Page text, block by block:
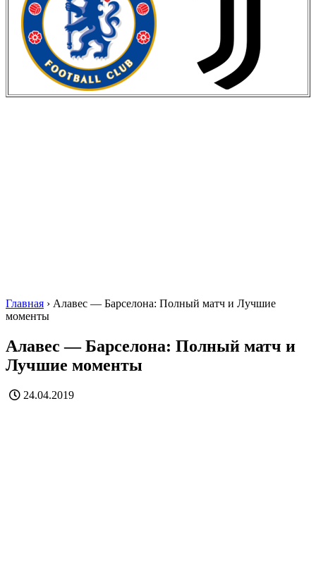
Главная › Алавес — Барселона: Полный матч и Лучшие
моменты
Алавес — Барселона: Полный матч и
Лучшие моменты
24.04.2019